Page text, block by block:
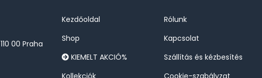
00 Praha
Kezdőoldal
Shop
KIEMELT AKCIÓ%
Kollekciók
Rólunk
Kapcsolat
Szállítás és kézbesítés
Cookie-szabályzat